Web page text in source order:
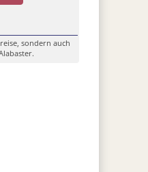
sondern auch